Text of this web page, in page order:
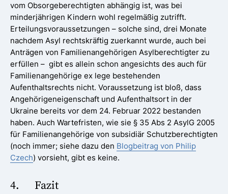
vom Obsorgeberechtigten abhängig ist, was bei
minderjährigen Kindern wohl regelmäßig zutrifft.
Erteilungsvoraussetzungen – solche sind, drei Monate
nachdem Asyl rechtskräftig zuerkannt wurde, auch bei
Anträgen von Familienangehörigen Asylberechtigter zu
erfüllen – gibt es allein schon angesichts des auch für
Familienangehörige ex lege bestehenden
Aufenthaltsrechts nicht. Voraussetzung ist bloß, dass
Angehörigeneigenschaft und Aufenthaltsort in der
Ukraine bereits vor dem 24. Februar 2022 bestanden
haben. Auch Wartefristen, wie sie § 35 Abs 2 AsylG 2005
für Familienangehörige von subsidiär Schutzberechtigten
(noch immer; siehe dazu den Blogbeitrag von Philip
Czech) vorsieht, gibt es keine.
4. Fazit